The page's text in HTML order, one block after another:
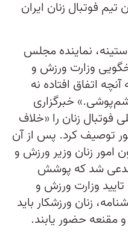
فوتبال زنان ایران
نماینده مجلس
وزارت ورزش و
اتفاق افتاده نه
خبرگزاری
فوتبال زنان را «خلاف
توصیف کرد. پس از آن
امور زنان وزیر ورزش و
مدعی شد که پوشش
تایید وزارت ورزش و
زنان ورزشکار باید
مقنعه حضور یابند.